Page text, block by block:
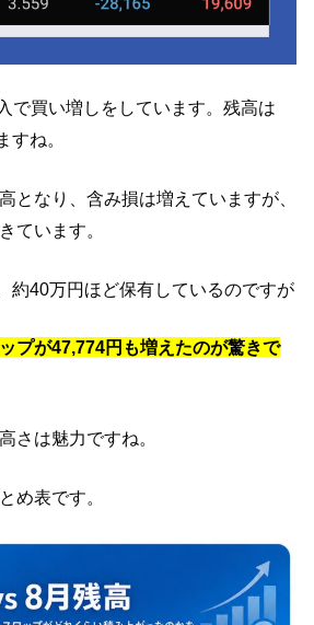
で買い増しをしています。残高は
すね。
となり、含み損は増えていますが、
ています。
約40万円ほど保有しているのですが
プが47,774円も増えたのが驚きで
さは魅力ですね。
め表です。